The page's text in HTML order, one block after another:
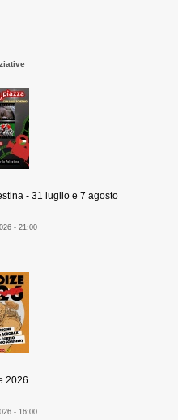
- 31 luglio e 7 agosto
- 21:00
2026
- 16:00